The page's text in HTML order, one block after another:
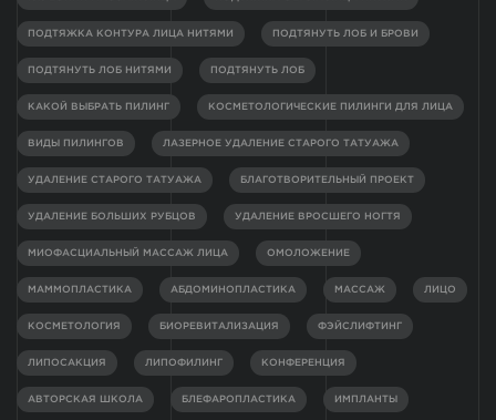
ПОДТЯЖКА КОНТУРА ЛИЦА НИТЯМИ ПОДТЯНУТЬ ЛОБ И БРОВИ
ПОДТЯНУТЬ ЛОБ НИТЯМИ ПОДТЯНУТЬ ЛОБ
КАКОЙ ВЫБРАТЬ ПИЛИНГ КОСМЕТОЛОГИЧЕСКИЕ ПИЛИНГИ ДЛЯ ЛИЦА
ВИДЫ ПИЛИНГОВ ЛАЗЕРНОЕ УДАЛЕНИЕ СТАРОГО ТАТУАЖА
УДАЛЕНИЕ СТАРОГО ТАТУАЖА БЛАГОТВОРИТЕЛЬНЫЙ ПРОЕКТ
УДАЛЕНИЕ БОЛЬШИХ РУБЦОВ УДАЛЕНИЕ ВРОСШЕГО НОГТЯ
МИОФАСЦИАЛЬНЫЙ МАССАЖ ЛИЦА ОМОЛОЖЕНИЕ
МАММОПЛАСТИКА АБДОМИНОПЛАСТИКА МАССАЖ ЛИЦО
КОСМЕТОЛОГИЯ БИОРЕВИТАЛИЗАЦИЯ ФЭЙСЛИФТИНГ
ЛИПОСАКЦИЯ ЛИПОФИЛИНГ КОНФЕРЕНЦИЯ
АВТОРСКАЯ ШКОЛА БЛЕФАРОПЛАСТИКА ИМПЛАНТЫ